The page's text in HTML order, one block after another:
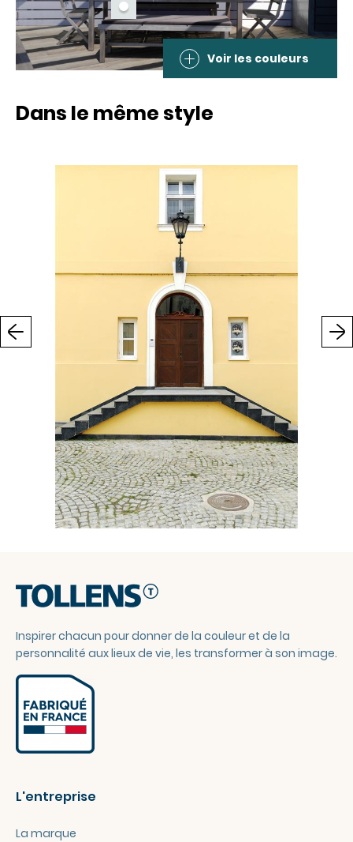
Voir les couleurs
Dans le même style
Inspirer chacun pour donner de la couleur et de la
personnalité aux lieux de vie, les transformer à son image.
L'entreprise
La marque